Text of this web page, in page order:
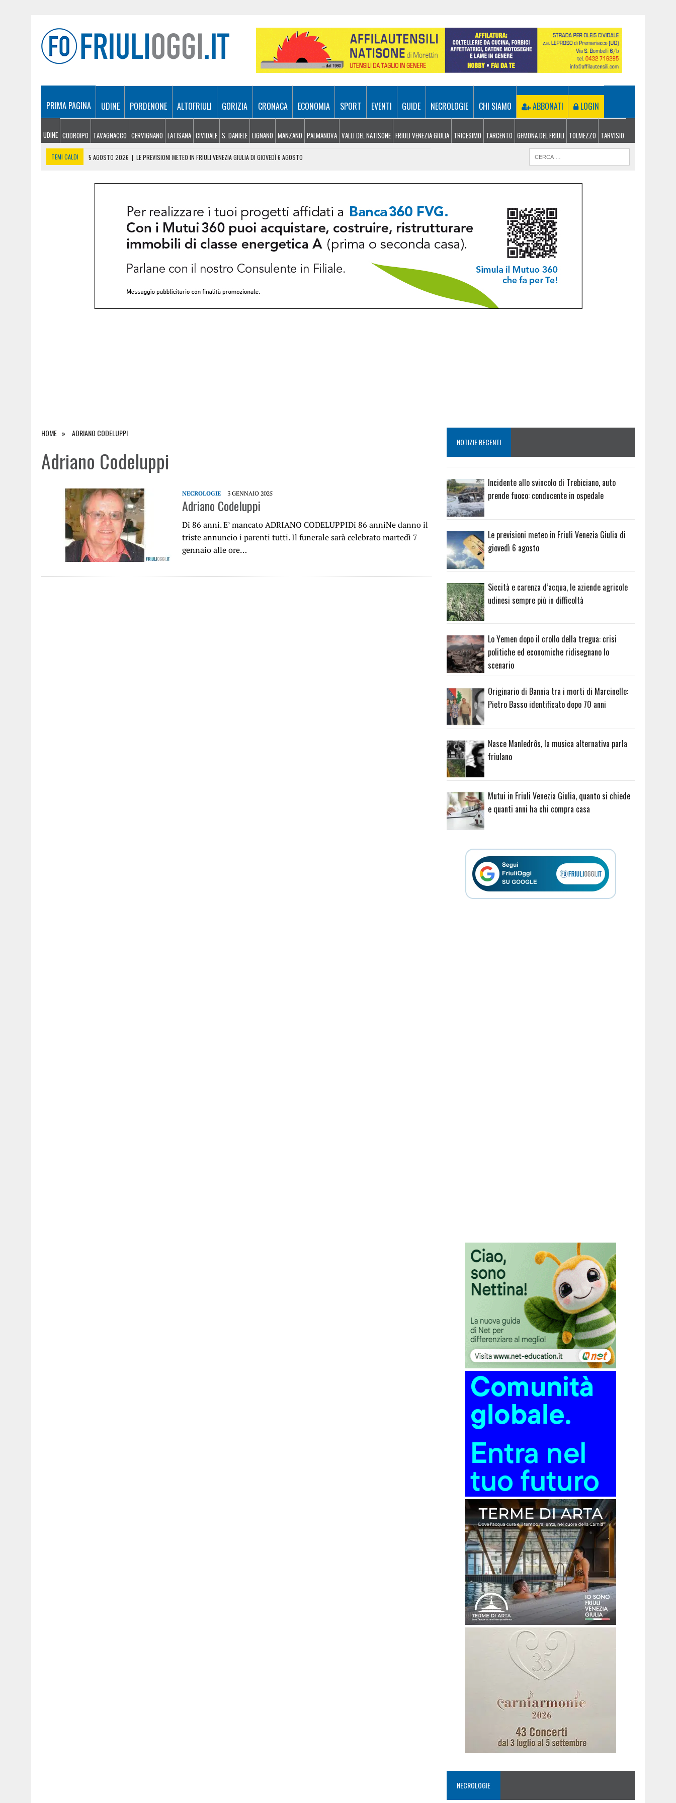
PRIMA PAGINA UDINE PORDENONE ALTOFRIULI GORIZIA CRONACA ECONOMIA SPORT EVENTI GUIDE NECROLOGIE CHI SIAMO ABBONATI LOGIN
UDINE CODROIPO TAVAGNACCO CERVIGNANO LATISANA CIVIDALE S. DANIELE LIGNANO MANZANO PALMANOVA VALLI DEL NATISONE FRIULI VENEZIA GIULIA TRICESIMO TARCENTO GEMONA DEL FRIULI TOLMEZZO TARVISIO
TEMI CALDI 5 AGOSTO 2026 | LE PREVISIONI METEO IN FRIULI VENEZIA GIULIA DI GIOVEDÌ 6 AGOSTO
ORIGINARIO DI BANNIA TRA I MORTI DI MARCINELLE: PIETRO BASSO IDENTIFICATO DOPO 70 ANNI
INCIDENTE ALLO SVINCOLO DI TREBICIANO, AUTO PRENDE FUOCO: CONDUCENTE IN OSPEDALE
HOME ADRIANO CODELUPPI
Adriano Codeluppi
NECROLOGIE 3 GENNAIO 2025
Adriano Codeluppi
Di 86 anni. E’ mancato ADRIANO CODELUPPIDi 86 anniNe danno il
triste annuncio i parenti tutti. Il funerale sarà celebrato martedì 7
gennaio alle ore…
NOTIZIE RECENTI
Incidente allo svincolo di Trebiciano, auto
prende fuoco: conducente in ospedale
Le previsioni meteo in Friuli Venezia Giulia di
giovedì 6 agosto
Siccità e carenza d’acqua, le aziende agricole
udinesi sempre più in difficoltà
Lo Yemen dopo il crollo della tregua: crisi
politiche ed economiche ridisegnano lo
scenario
Originario di Bannia tra i morti di Marcinelle:
Pietro Basso identificato dopo 70 anni
Nasce Manledrôs, la musica alternativa parla
friulano
Mutui in Friuli Venezia Giulia, quanto si chiede
e quanti anni ha chi compra casa
NECROLOGIE